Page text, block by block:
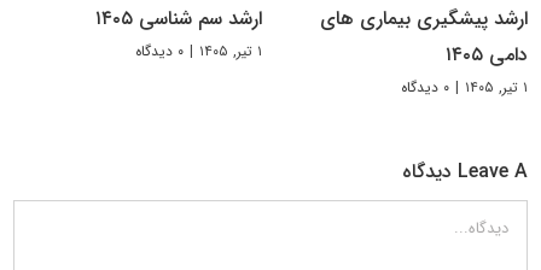
ارشد پیشگیری بیماری های
دامی ۱۴۰۵
۱ تیر, ۱۴۰۵ | ۰ دیدگاه
ارشد سم شناسی ۱۴۰۵
۱ تیر, ۱۴۰۵ | ۰ دیدگاه
Leave A دیدگاه
دیدگاه